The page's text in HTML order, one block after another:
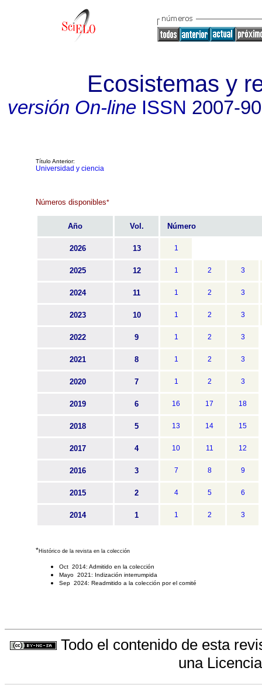
Ecosistemas y
versión On-lineISSN 2007-
Título Anterior:
Universidad y ciencia
Números disponibles*
Año Vol. Número
2026 13 1
2025 12 1 2 3
2024 11 1 2 3
2023 10 1 2 3
2022 9 1 2 3
2021 8 1 2 3
2020 7 1 2 3
2019 6 16 17 18
2018 5 13 14 15
2017 4 10 11 12
2016 3 7 8 9
2015 2 4 5 6
2014 1 1 2 3
*Histórico de la revista en la colección
Oct 2014: Admitido en la colección
Mayo 2021: Indización interrumpida
Sep 2024: Readmitido a la colección por el comité
Todo el contenido de esta
una